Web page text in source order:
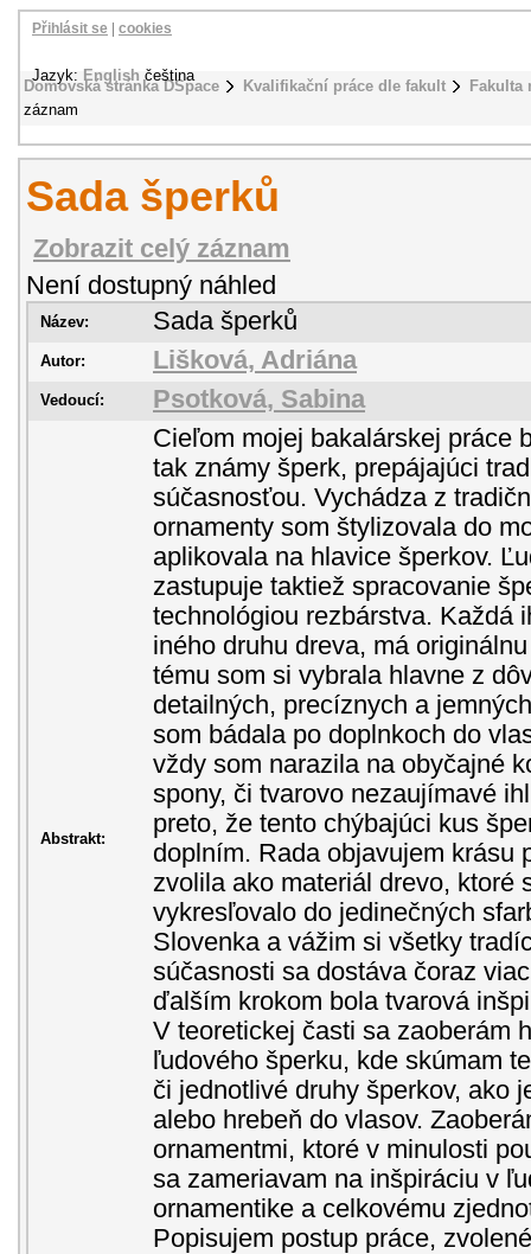
Domovská stránka DSpace Kvalifikační práce dle fakult
záznam
Přihlásit se cookies
Jazyk: English čeština
Sada šperků
Zobrazit celý záznam
Není dostupný náhled
Název: Sada šperků
Autor: Lišková, Adriána
Vedoucí: Psotková, Sabina
Abstrakt:
Cieľom mojej bakalárskej práce
tak známy šperk, prepájajúci
súčasnosťou. Vychádza z
ornamenty som štylizovala do
aplikovala na hlavice šperkov.
zastupuje taktiež spracovanie
technológiou rezbárstva. Každá
iného druhu dreva, má
tému som si vybrala hlavne z
detailných, precíznych a
som bádala po doplnkoch do
vždy som narazila na obyčajné
spony, či tvarovo nezaujímavé
preto, že tento chýbajúci kus
doplním. Rada objavujem krásu
zvolila ako materiál drevo, ktoré
vykresľovalo do jedinečných
Slovenka a vážim si všetky
súčasnosti sa dostáva čoraz
ďalším krokom bola tvarová
V teoretickej časti sa zaoberám
ľudového šperku, kde skúmam
či jednotlivé druhy šperkov, ako
alebo hrebeň do vlasov.
ornamentmi, ktoré v minulosti
sa zameriavam na inšpiráciu v
ornamentike a celkovému
Popisujem postup práce,